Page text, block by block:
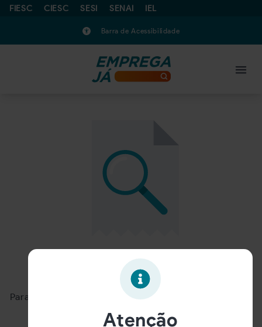
FIESC CIESC SESI SENAI IEL
Barra de Acessibilidade
Oportunidade expirada!
Para ver mais, acesse a páginaBuscar Oportunidades.
Atenção